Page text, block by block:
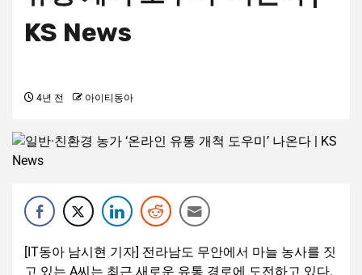
KS News
4년 전 아이티동아
[IT동아 남시현 기자] 전라남도 무안에서 마늘 농사를 짓
고 있는 A씨는 최근 새로운 유통 경로에 도전하고 있다.